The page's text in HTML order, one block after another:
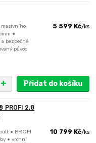
•
bezpečné
původ
5 599 Kč/ks
Přidat do košíku
PROFI 2,8
• PROFI
• vrchní
10 799 Kč/ks